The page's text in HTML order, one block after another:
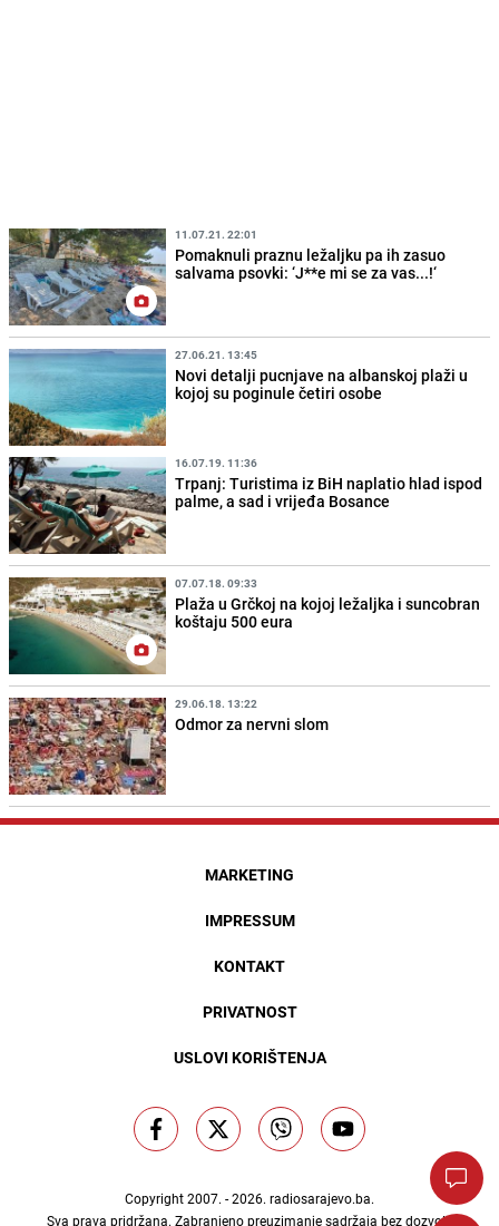
11.07.21. 22:01
Pomaknuli praznu ležaljku pa ih zasuo
salvama psovki: ‘J**e mi se za vas...!‘
27.06.21. 13:45
Novi detalji pucnjave na albanskoj plaži u
kojoj su poginule četiri osobe
16.07.19. 11:36
Trpanj: Turistima iz BiH naplatio hlad ispod
palme, a sad i vrijeđa Bosance
07.07.18. 09:33
Plaža u Grčkoj na kojoj ležaljka i suncobran
koštaju 500 eura
29.06.18. 13:22
Odmor za nervni slom
MARKETING
IMPRESSUM
KONTAKT
PRIVATNOST
USLOVI KORIŠTENJA
Copyright 2007. - 2026. radiosarajevo.ba.
Sva prava pridržana. Zabranjeno preuzimanje sadržaja bez dozvole